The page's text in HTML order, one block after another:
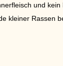
und kein
kleiner Rassen